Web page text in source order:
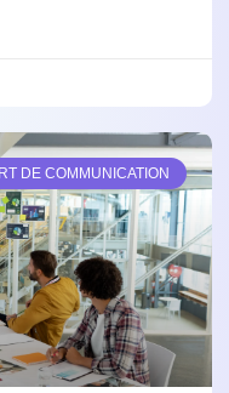
DE COMMUNICATION